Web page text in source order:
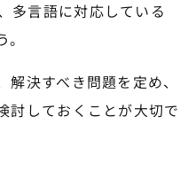
多言語に対応している
決すべき問題を定め、
討しておくことが大切で